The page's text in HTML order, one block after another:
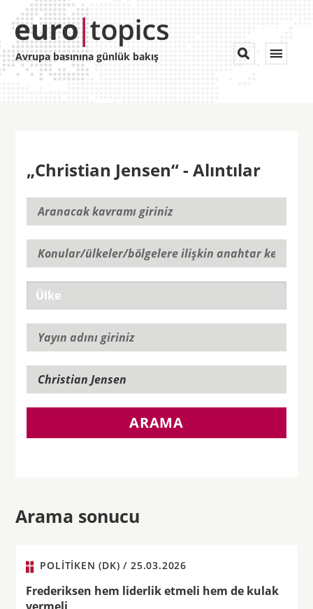
Avrupa basınına günlük bakış Toggle


„Christian Jensen“ - Alıntılar
ARAMA
Arama sonucu
POLITIKEN (DK) / 25.03.2026
Frederiksen hem liderlik etmeli hem de kulak